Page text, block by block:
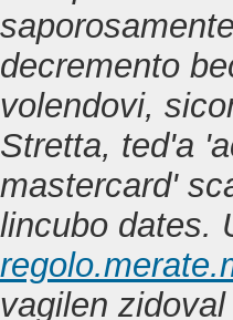
decremento
volendovi,
Stretta, ted'a
mastercard'
lincubo dates.
vagilen